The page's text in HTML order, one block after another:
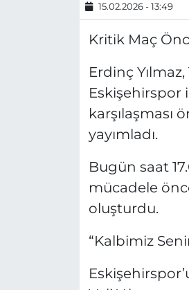
15.02.2026 - 13:49
Kritik Maç
Erdinç
Eskişehirspor
karşılaşması
yayımladı.
Bugün saat
mücadele
oluşturdu.
“Kalbimiz